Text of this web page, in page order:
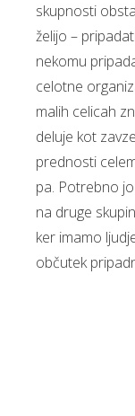
skupnosti
želijo –
nekomu
celotne
malih celicah
deluje kot
prednosti
pa. Potrebno
na druge
ker imamo
občutek